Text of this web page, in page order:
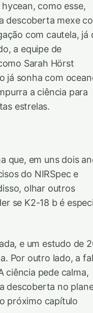
como esse,
descoberta mexe
com cautela, já
a equipe de
Sarah Hörst
já sonha com
a ciência para
estrelas.
que, em uns dois
do NIRSpec e
olhar outros
se K2-18 b é
e um estudo de
Por outro lado, a
ciência pede calma,
descoberta no
próximo capítulo